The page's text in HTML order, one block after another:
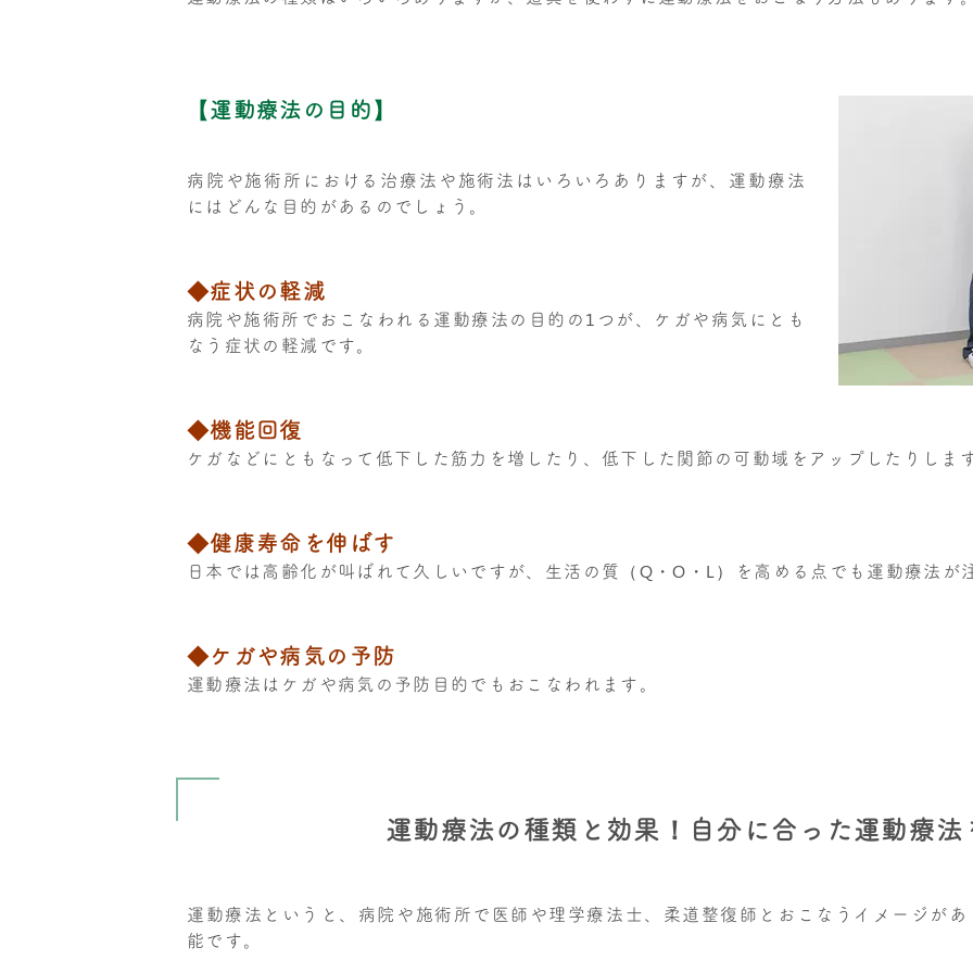
【運動療法の目的】
病院や施術所における治療法や施術法はいろいろありますが、運動療法
にはどんな目的があるのでしょう。
◆症状の軽減
病院や施術所でおこなわれる運動療法の目的の1つが、ケガや病気にとも
なう症状の軽減です。
◆機能回復
ケガなどにともなって低下した筋力を増したり、低下した関節の可動域をアップしたりしま
◆健康寿命を伸ばす
日本では高齢化が叫ばれて久しいですが、生活の質（Q・O・L）を高める点でも運動療法が
◆ケガや病気の予防
運動療法はケガや病気の予防目的でもおこなわれます。
運動療法の種類と効果！自分に合った運動療法
運動療法というと、病院や施術所で医師や理学療法士、柔道整復師とおこなうイメージが
能です。